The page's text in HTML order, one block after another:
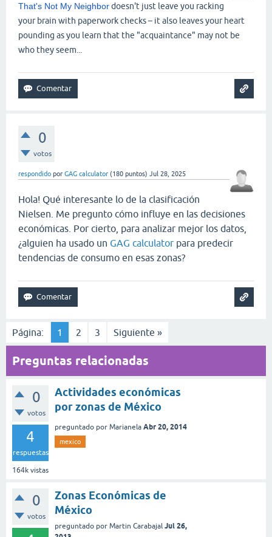
That's Not My Neighbordoesn't just leave you racking
your brain with paperwork checks – it also leaves your heart
pounding as you learn that the "acquaintance" may not be
who they seem...
0
votos
respondido por GAG calculator (180 puntos) Jul 28, 2025
Hola! Qué interesante lo de la clasificación
Nielsen. Me pregunto cómo influye en las decisiones
económicas. Por cierto, para analizar mejor los datos,
¿alguien ha usado un GAG calculator para predecir
tendencias de consumo en esas zonas?
Página: 1 2 3 Siguiente »
Preguntas relacionadas
0
votos
4
respuestas
164k vistas
Actividades económicas
por zonas de México
preguntado por Marianela Abr 20, 2014
mexico
0
votos
Zonas Económicas de
México
preguntado por Martin Carabajal Jul 26,